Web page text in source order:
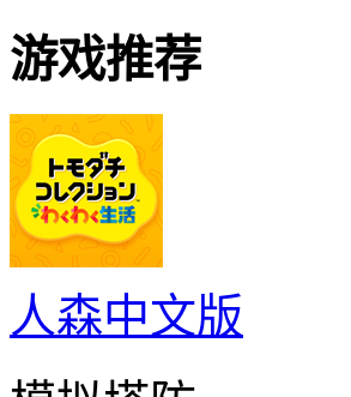
游戏推荐
人森中文版